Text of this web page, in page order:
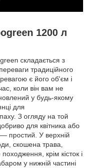
1200 л
складається з
традиційного
є його об'єм і
коли він вам не
у будь-якому
для
З огляду на той
для квітника або
простий. У верхній
скошена трава,
крім кісток і
у нижній частині